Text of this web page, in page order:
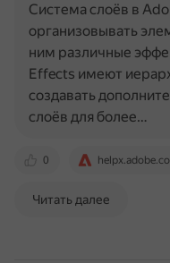
0
Система слоёв в
организовывать
ним различные
Effects имеют
создавать
слоёв для более…
Читать далее